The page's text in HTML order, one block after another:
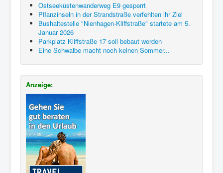
Ostseeküstenwanderweg E9 gesperrt
Pflanzinseln in der Strandstraße verfehlten ihr Ziel
Bushaltestelle "Nienhagen-Kliffstraße" startete am 5.
Januar 2026
Parkplatz Kliffstraße 17 soll bebaut werden
Eine Schwalbe macht noch keinen Sommer...
Anzeige: